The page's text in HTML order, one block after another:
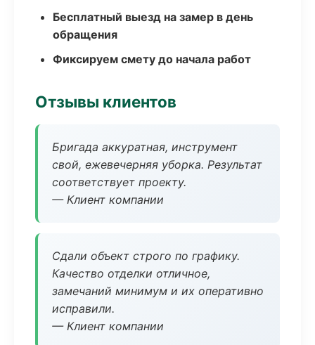
Бесплатный выезд на замер в день
обращения
Фиксируем смету до начала работ
Отзывы клиентов
Бригада аккуратная, инструмент
свой, ежевечерняя уборка. Результат
соответствует проекту.
— Клиент компании
Сдали объект строго по графику.
Качество отделки отличное,
замечаний минимум и их оперативно
исправили.
— Клиент компании